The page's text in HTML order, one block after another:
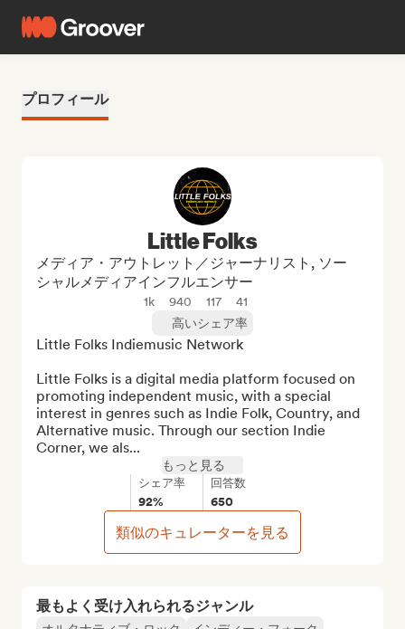
プロフィール
最もよく受け入れられるジャンル
Little Folks
メディア・アウトレット／ジャーナリスト, ソー
シャルメディアインフルエンサー
1k 940 117
41
高いシェア率
Little Folks Indiemusic Network
Little Folks is a digital media platform focused on
promoting independent music, with a special
interest in genres such as Indie Folk, Country, and
Alternative music. Through our section Indie
Corner, we als...
もっと見る
シェア率
92%
回答数
650
類似のキュレーターを見る